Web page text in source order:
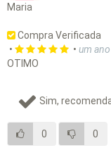
Maria
Compra Verificada
•
• um
OTIMO
Sim,
0 0